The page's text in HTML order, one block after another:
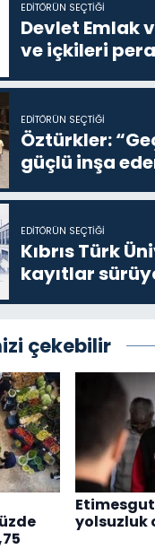
EDITÖRÜN SEÇTIĞI
Devlet Emlak
ve içkileri
EDITÖRÜN SEÇTIĞI
Öztürkler:
güçlü inşa
EDITÖRÜN SEÇTIĞI
Kıbrıs Türk
kayıtlar
çekebilir
yolsuzluk